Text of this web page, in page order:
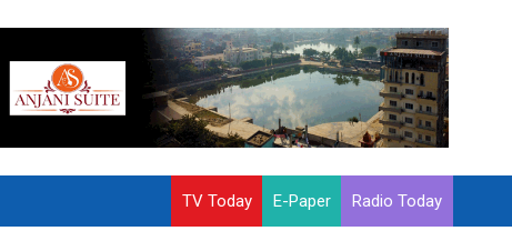
TV Today E-Paper Radio Today